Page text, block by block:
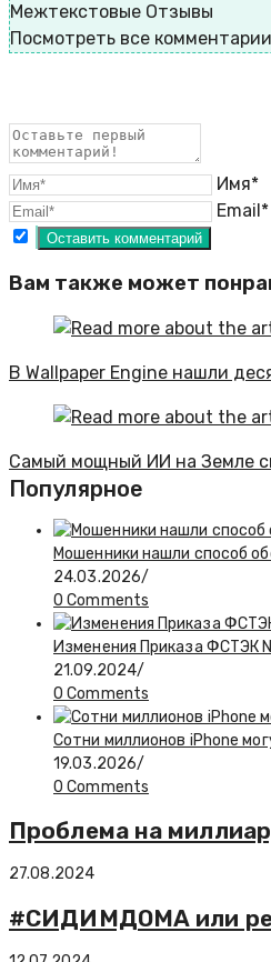
Межтекстовые Отзывы
Посмотреть все комментарии
Имя*
Email*
Вам также может
В Wallpaper Engine нашли
Самый мощный ИИ на Земле
Популярное
Мошенники нашли способ
24.03.2026/
0 Comments
Изменения Приказа ФСТЭК
21.09.2024/
0 Comments
Сотни миллионов iPhone
19.03.2026/
0 Comments
Проблема на
27.08.2024
#СИДИМДОМА или